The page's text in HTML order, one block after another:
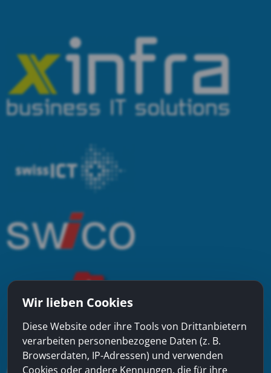
Wir lieben Cookies
Diese Website oder ihre Tools von Drittanbietern
verarbeiten personenbezogene Daten (z. B.
Browserdaten, IP-Adressen) und verwenden
Cookies oder andere Kennungen, die für ihre